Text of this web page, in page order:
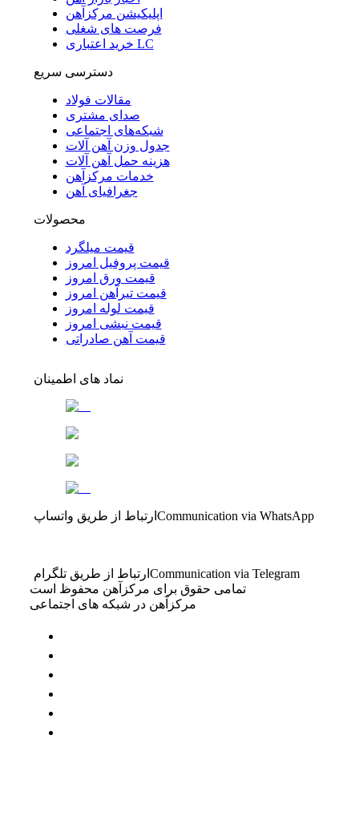
اپلیکیشن مرکزآهن
فرصت های شغلی
خرید اعتباری LC
دسترسی سریع
مقالات فولاد
صدای مشتری
شبکه‌های اجتماعی
جدول وزن آهن آلات
هزینه حمل آهن آلات
خدمات مرکزآهن
جغرافیای آهن
محصولات
قیمت میلگرد
قیمت پروفیل امروز
قیمت ورق امروز
قیمت تیرآهن امروز
قیمت لوله امروز
قیمت نبشی امروز
قیمت آهن صادراتی
نماد های اطمینان
ارتباط از طریق واتساپ Communication via WhatsApp
ارتباط از طریق تلگرام Communication via Telegram
تمامی حقوق برای مرکزآهن محفوظ است
مرکزآهن در شبکه های اجتماعی